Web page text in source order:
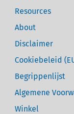
Resources
About
Disclaimer
Cookiebeleid
Begrippenlijst
Algemene
Winkel